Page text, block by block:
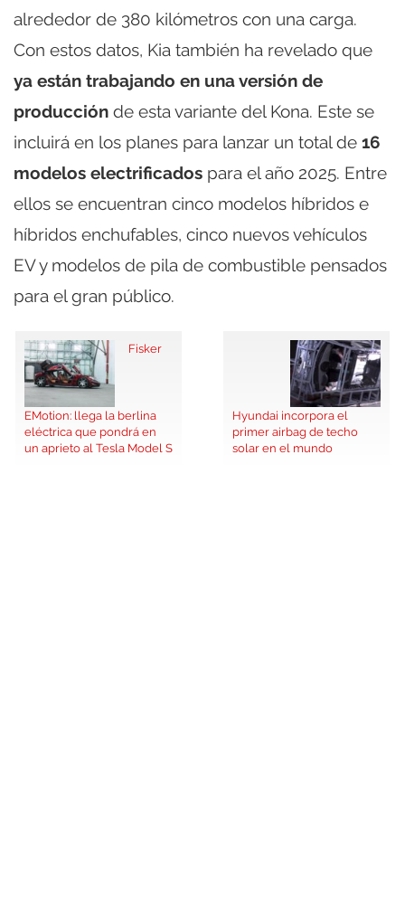
alrededor de 380 kilómetros con una carga.
Con estos datos, Kia también ha revelado que
ya están trabajando en una versión de
producción de esta variante del Kona. Este se
incluirá en los planes para lanzar un total de 16
modelos electrificados para el año 2025. Entre
ellos se encuentran cinco modelos híbridos e
híbridos enchufables, cinco nuevos vehículos
EV y modelos de pila de combustible pensados
para el gran público.
Fisker
EMotion: llega la berlina
eléctrica que pondrá en
un aprieto al Tesla Model S
Hyundai incorpora el
primer airbag de techo
solar en el mundo